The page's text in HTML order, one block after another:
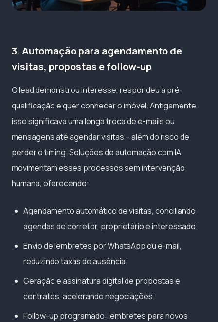
3. Automação para agendamento de
visitas, propostas e follow-up
O lead demonstrou interesse, respondeu à pré-
qualificação e quer conhecer o imóvel. Antigamente,
isso significava uma longa troca de e-mails ou
mensagens até agendar visitas – além do risco de
perder o timing. Soluções de automação com IA
movimentam esses processos sem intervenção
humana, oferecendo:
Agendamento automático de visitas, conciliando
agendas de corretor, proprietário e interessado;
Envio de lembretes por WhatsApp ou e-mail,
reduzindo taxas de ausência;
Geração e assinatura digital de propostas e
contratos, acelerando negociações;
Follow-up programado: lembretes para novos